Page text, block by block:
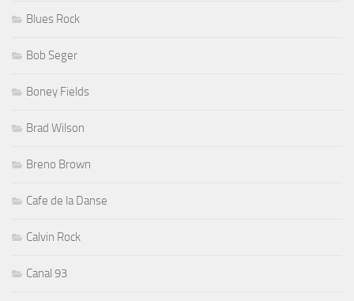
Blues Rock
Bob Seger
Boney Fields
Brad Wilson
Breno Brown
Cafe de la Danse
Calvin Rock
Canal 93